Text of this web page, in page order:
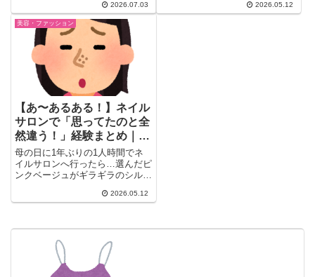
トのごまかしまで、リアルな声を
厳選してまとめました。二度と行
きたくないと思った瞬間、あなた
にも心当たりがあるかもしれませ
ん。
2026.07.03 2026.05.12
美容・ファッション
【あ〜あるある！】ネイル
サロンで「思ってたのと全
然違う！」経験まとめ｜そ
の場で言えない悲劇・ハズ
レネイリスト問題・ガル民
の本音
母の日に1年ぶりの1人時間でネ
イルサロンへ行ったら…選んだピ
ンクベージュがギラギラのシルバ
2026.05.12